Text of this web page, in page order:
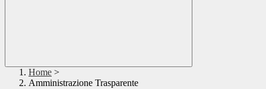
Home >
Amministrazione Trasparente